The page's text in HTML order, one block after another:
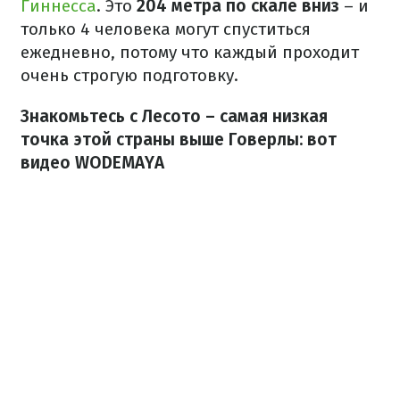
Гиннесса. Это 204 метра по скале вниз – и
только 4 человека могут спуститься
ежедневно, потому что каждый проходит
очень строгую подготовку.
Знакомьтесь с Лесото – самая низкая
точка этой страны выше Говерлы: вот
видео WODEMAYA